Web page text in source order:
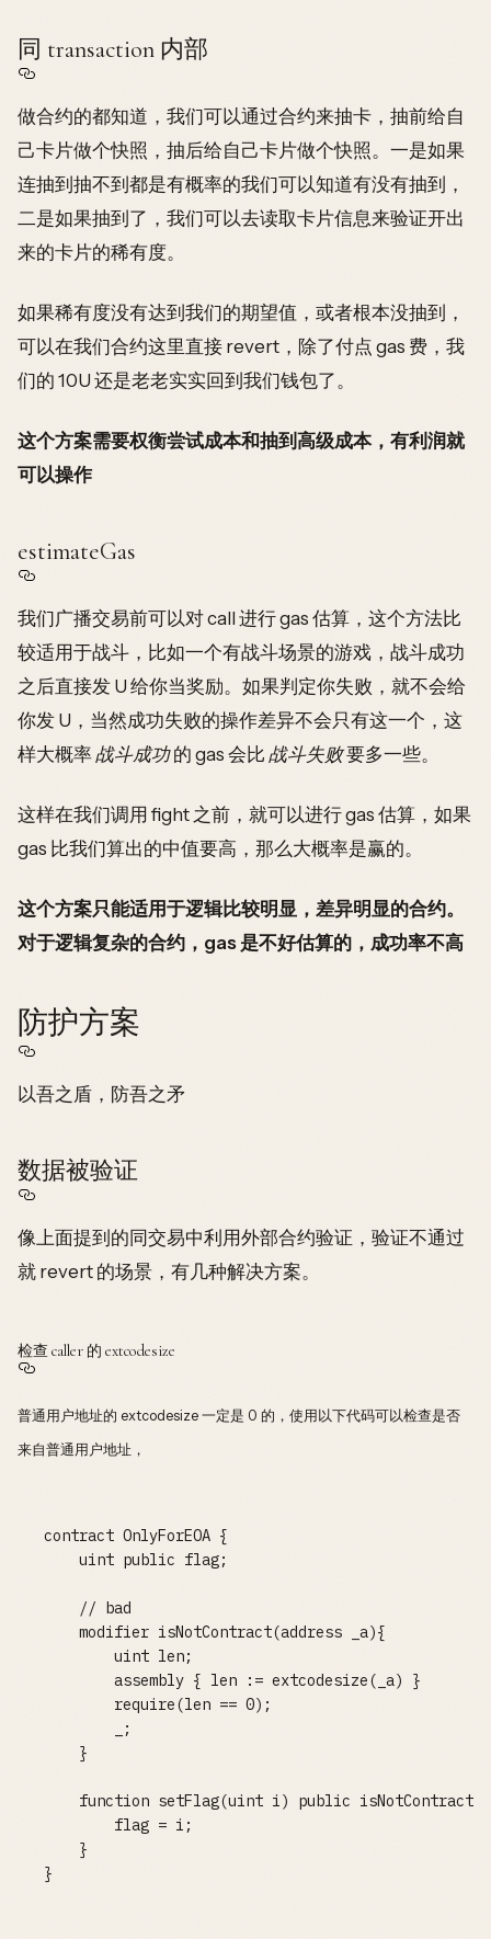
同 transaction 内部
做合约的都知道，我们可以通过合约来抽卡，抽前给自
己卡片做个快照，抽后给自己卡片做个快照。一是如果
连抽到抽不到都是有概率的我们可以知道有没有抽到，
二是如果抽到了，我们可以去读取卡片信息来验证开出
来的卡片的稀有度。
如果稀有度没有达到我们的期望值，或者根本没抽到，
可以在我们合约这里直接 revert，除了付点 gas 费，我
们的 10U 还是老老实实回到我们钱包了。
这个方案需要权衡尝试成本和抽到高级成本，有利润就
可以操作
estimateGas
我们广播交易前可以对 call 进行 gas 估算，这个方法比
较适用于战斗，比如一个有战斗场景的游戏，战斗成功
之后直接发 U 给你当奖励。如果判定你失败，就不会给
你发 U，当然成功失败的操作差异不会只有这一个，这
样大概率 战斗成功的 gas 会比 战斗失败要多一些。
这样在我们调用 fight 之前，就可以进行 gas 估算，如果
gas 比我们算出的中值要高，那么大概率是赢的。
这个方案只能适用于逻辑比较明显，差异明显的合约。
对于逻辑复杂的合约，gas 是不好估算的，成功率不高
防护方案
以吾之盾，防吾之矛
数据被验证
像上面提到的同交易中利用外部合约验证，验证不通过
就 revert 的场景，有几种解决方案。
检查 caller 的 extcodesize
普通用户地址的 extcodesize 一定是 0 的，使用以下代码可以检查是否
来自普通用户地址，
contract OnlyForEOA {
    uint public flag;
    // bad
    modifier isNotContract(address _a){
        uint len;
        assembly { len := extcodesize(_a) }
        require(len == 0);
        _;
    }
function setFlag(uint i) public
        flag = i;
    }